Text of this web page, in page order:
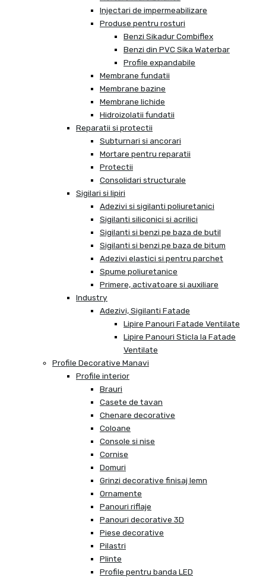
Injectari de impermeabilizare
Produse pentru rosturi
Benzi Sikadur Combiflex
Benzi din PVC Sika Waterbar
Profile expandabile
Membrane fundatii
Membrane bazine
Membrane lichide
Hidroizolatii fundatii
Reparatii si protectii
Subturnari si ancorari
Mortare pentru reparatii
Protectii
Consolidari structurale
Sigilari si lipiri
Adezivi si sigilanti poliuretanici
Sigilanti siliconici si acrilici
Sigilanti si benzi pe baza de butil
Sigilanti si benzi pe baza de bitum
Adezivi elastici si pentru parchet
Spume poliuretanice
Primere, activatoare si auxiliare
Industry
Adezivi, Sigilanti Fatade
Lipire Panouri Fatade Ventilate
Lipire Panouri Sticla la Fatade
Ventilate
Profile Decorative Manavi
Profile interior
Brauri
Casete de tavan
Chenare decorative
Coloane
Console si nise
Cornise
Domuri
Grinzi decorative finisaj lemn
Ornamente
Panouri riflaje
Panouri decorative 3D
Piese decorative
Pilastri
Plinte
Profile pentru banda LED